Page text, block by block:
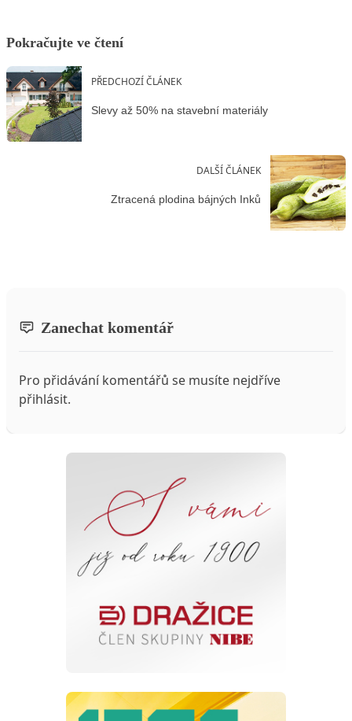
Pokračujte ve čtení
PŘEDCHOZÍ ČLÁNEK
Slevy až 50% na stavební materiály
DALŠÍ ČLÁNEK
Ztracená plodina bájných Inků
Zanechat komentář
Pro přidávání komentářů se musíte nejdříve
přihlásit.